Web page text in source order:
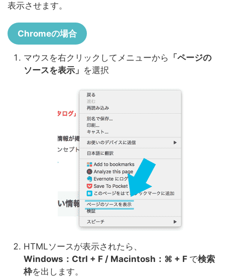
表示させます。
Chromeの場合
マウスを右クリックしてメニューから 「ページの
ソースを表示」 を選択
HTMLソースが表示されたら、
Windows：Ctrl + F / Macintosh：⌘ + F で検索
枠を出します。